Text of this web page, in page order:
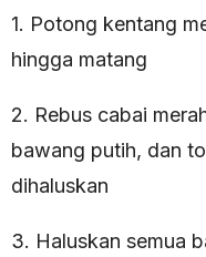
1. Potong kentang
hingga matang
2. Rebus cabai
bawang putih, dan
dihaluskan
3. Haluskan semua